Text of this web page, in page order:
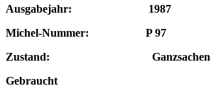
Ausgabejahr: 1987
Michel-Nummer: P 97
Zustand: Ganzsachen-
Gebraucht